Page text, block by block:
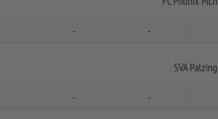
- -
SVA Palzing
- -